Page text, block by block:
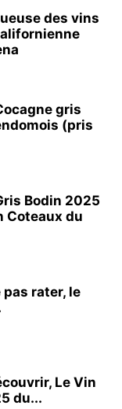
des vins
gris
(pris
Bodin 2025
Coteaux du
pas rater, le
Le Vin
du...